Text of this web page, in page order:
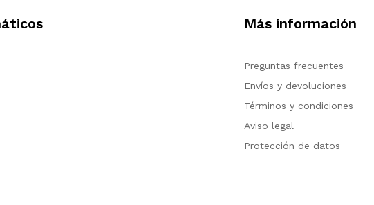
Más información
Preguntas frecuentes
Envíos y devoluciones
Términos y condiciones
Aviso legal
Protección de datos